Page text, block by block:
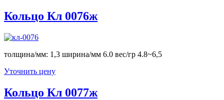
Кольцо Кл 0076ж
толщина/мм: 1,3 ширина/мм 6.0 вес/гр 4.8~6,5
Уточнить цену
Кольцо Кл 0077ж